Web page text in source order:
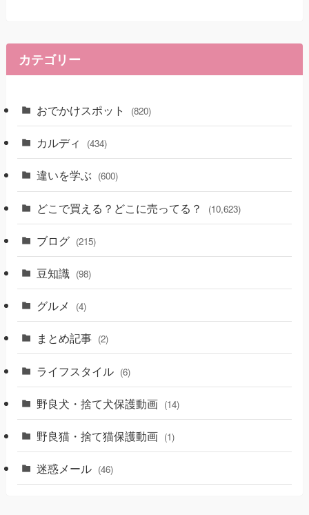
カテゴリー
おでかけスポット (820)
カルディ (434)
違いを学ぶ (600)
どこで買える？どこに売ってる？ (10,623)
ブログ (215)
豆知識 (98)
グルメ (4)
まとめ記事 (2)
ライフスタイル (6)
野良犬・捨て犬保護動画 (14)
野良猫・捨て猫保護動画 (1)
迷惑メール (46)